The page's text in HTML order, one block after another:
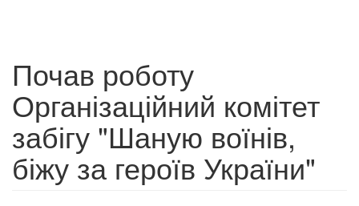
Почав роботу
Організаційний комітет
забігу "Шаную воїнів,
біжу за героїв України"